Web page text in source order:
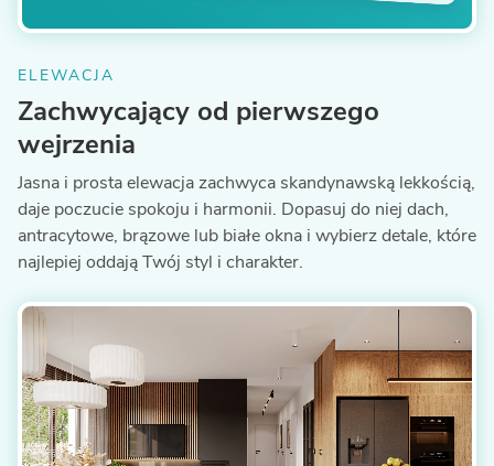
ELEWACJA
Zachwycający od pierwszego
wejrzenia
Jasna i prosta elewacja zachwyca skandynawską lekkością,
daje poczucie spokoju i harmonii. Dopasuj do niej dach,
antracytowe, brązowe lub białe okna i wybierz detale, które
najlepiej oddają Twój styl i charakter.